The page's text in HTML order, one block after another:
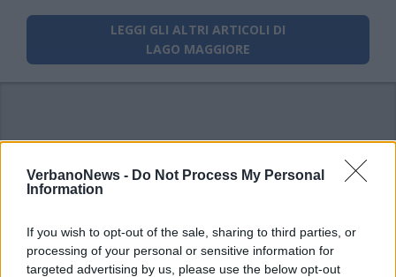
VerbanoNews - Do Not Process My Personal
Information
If you wish to opt-out of the sale, sharing to third parties, or
processing of your personal or sensitive information for
targeted advertising by us, please use the below opt-out
LEGGI GLI ALTRI ARTICOLI DI
LAGO MAGGIORE